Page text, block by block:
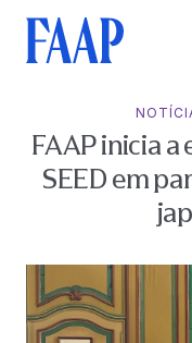
FAAP inicia
SEED em